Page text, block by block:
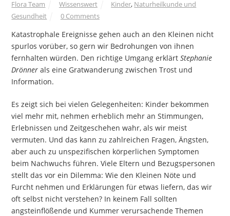
Flora Team Wissenswert Kinder, Naturheilkunde und
Gesundheit
0 Comments
Katastrophale Ereignisse gehen auch an den Kleinen nicht
spurlos vorüber, so gern wir Bedrohungen von ihnen
fernhalten würden. Den richtige Umgang erklärtStephanie
Drönner als eine Gratwanderung zwischen Trost und
Information.
Es zeigt sich bei vielen Gelegenheiten: Kinder bekommen
viel mehr mit, nehmen erheblich mehr an Stimmungen,
Erlebnissen und Zeitgeschehen wahr, als wir meist
vermuten. Und das kann zu zahlreichen Fragen, Ängsten,
aber auch zu unspezifischen körperlichen Symptomen
beim Nachwuchs führen. Viele Eltern und Bezugspersonen
stellt das vor ein Dilemma: Wie den Kleinen Nöte und
Furcht nehmen und Erklärungen für etwas liefern, das wir
oft selbst nicht verstehen? In keinem Fall sollten
angsteinflößende und Kummer verursachende Themen